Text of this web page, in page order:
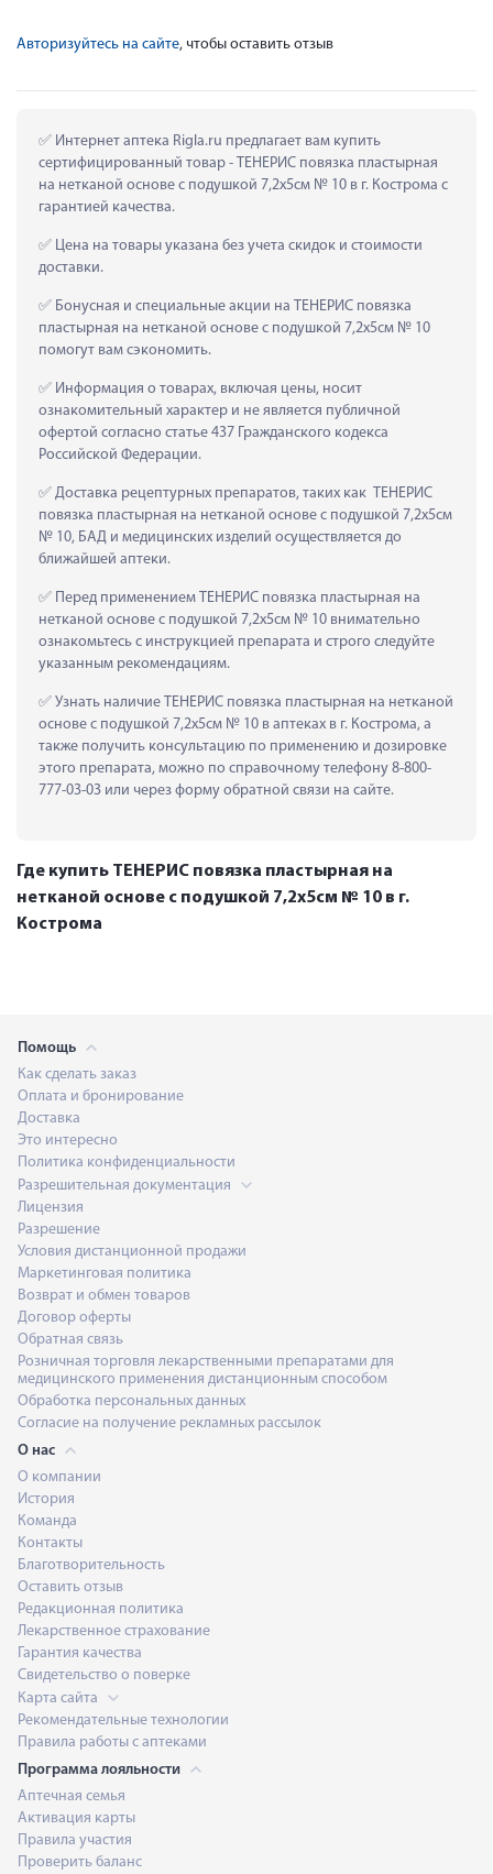
Авторизуйтесь на сайте, чтобы оставить отзыв
Интернет аптека Rigla.ru предлагает вам купить
сертифицированный товар - ТЕНЕРИС повязка пластырная
на нетканой основе с подушкой 7,2х5см № 10 в г. Кострома с
гарантией качества.
Цена на товары указана без учета скидок и стоимости
доставки.
Бонусная и специальные акции на ТЕНЕРИС повязка
пластырная на нетканой основе с подушкой 7,2х5см № 10
помогут вам сэкономить.
Информация о товарах, включая цены, носит
ознакомительный характер и не является публичной
офертой согласно статье 437 Гражданского кодекса
Российской Федерации.
Доставка рецептурных препаратов, таких как  ТЕНЕРИС
повязка пластырная на нетканой основе с подушкой 7,2х5см
№ 10, БАД и медицинских изделий осуществляется до
ближайшей аптеки.
Перед применением ТЕНЕРИС повязка пластырная на
нетканой основе с подушкой 7,2х5см № 10 внимательно
ознакомьтесь с инструкцией препарата и строго следуйте
указанным рекомендациям.
Узнать наличие ТЕНЕРИС повязка пластырная на нетканой
основе с подушкой 7,2х5см № 10 в аптеках в г. Кострома, а
также получить консультацию по применению и дозировке
этого препарата, можно по справочному телефону 8-800-
777-03-03 или через форму обратной связи на сайте.
Где купить ТЕНЕРИС повязка пластырная на
нетканой основе с подушкой 7,2х5см № 10 в г.
Кострома
Помощь
Как сделать заказ
Оплата и бронирование
Доставка
Это интересно
Политика конфиденциальности
Разрешительная документация
Лицензия
Разрешение
Условия дистанционной продажи
Маркетинговая политика
Возврат и обмен товаров
Договор оферты
Обратная связь
Розничная торговля лекарственными препаратами для
медицинского применения дистанционным способом
Обработка персональных данных
Согласие на получение рекламных рассылок
О нас
О компании
История
Команда
Контакты
Благотворительность
Оставить отзыв
Редакционная политика
Лекарственное страхование
Гарантия качества
Свидетельство о поверке
Карта сайта
Рекомендательные технологии
Правила работы с аптеками
Программа лояльности
Аптечная семья
Активация карты
Правила участия
Проверить баланс